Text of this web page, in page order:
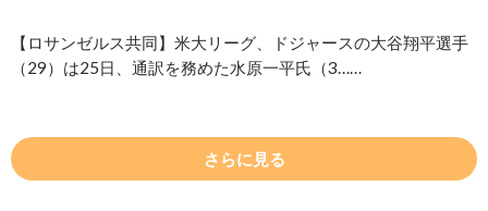
【ロサンゼルス共同】米大リーグ、ドジャースの大谷翔平選手
（29）は25日、通訳を務めた水原一平氏（3……
さらに見る